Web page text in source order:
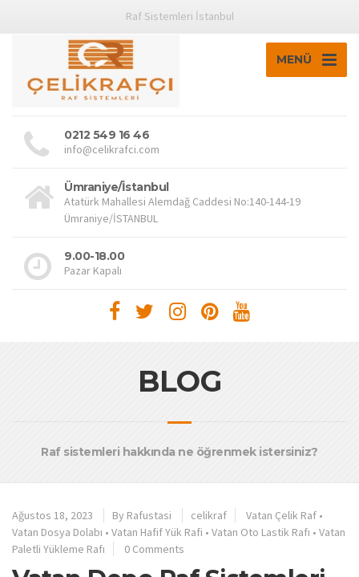
Raf Sistemleri İstanbul
MENÜ
0212 549 16 46
info@celikrafci.com
Ümraniye/İstanbul
Atatürk Mahallesi Alemdağ Caddesi No:140-144-19
Ümraniye/İSTANBUL
9.00-18.00
Pazar Kapalı
BLOG
Raf sistemleri hakkında ne öğrenmek istersiniz?
Ağustos 18, 2023 By Rafustasi celikraf Vatan Çelik Raf •
Vatan Dosya Dolabı • Vatan Hafif Yük Rafi • Vatan Oto Lastik Rafı • Vatan
Paletli Yükleme Rafı
0 Comments